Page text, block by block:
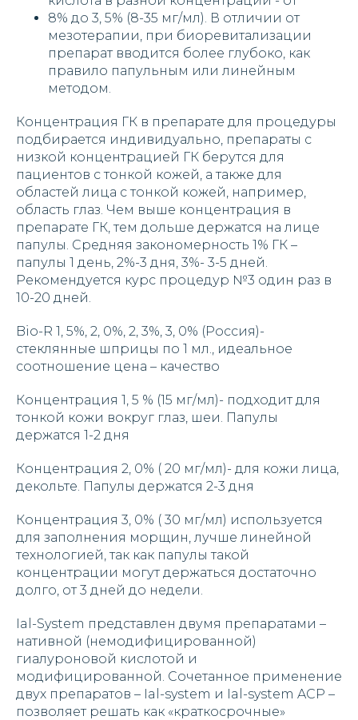
8% до 3, 5% (8-35 мг/мл). В отличии от
мезотерапии, при биоревитализации
препарат вводится более глубоко, как
правило папульным или линейным
методом.
Концентрация ГК в препарате для процедуры
подбирается индивидуально, препараты с
низкой концентрацией ГК берутся для
пациентов с тонкой кожей, а также для
областей лица с тонкой кожей, например,
область глаз. Чем выше концентрация в
препарате ГК, тем дольше держатся на лице
папулы. Средняя закономерность 1% ГК –
папулы 1 день, 2%-3 дня, 3%- 3-5 дней.
Рекомендуется курс процедур №3 один раз в
10-20 дней.
Bio-R 1, 5%, 2, 0%, 2, 3%, 3, 0% (Россия)-
стеклянные шприцы по 1 мл., идеальное
соотношение цена – качество
Концентрация 1, 5 % (15 мг/мл)- подходит для
тонкой кожи вокруг глаз, шеи. Папулы
держатся 1-2 дня
Концентрация 2, 0% ( 20 мг/мл)- для кожи лица,
декольте. Папулы держатся 2-3 дня
Концентрация 3, 0% ( 30 мг/мл) используется
для заполнения морщин, лучше линейной
технологией, так как папулы такой
концентрации могут держаться достаточно
долго, от 3 дней до недели.
Ial-System представлен двумя препаратами –
нативной (немодифицированной)
гиалуроновой кислотой и
модифицированной. Сочетанное применение
двух препаратов – Ial-system и Ial-system ACP –
позволяет решать как «краткосрочные»